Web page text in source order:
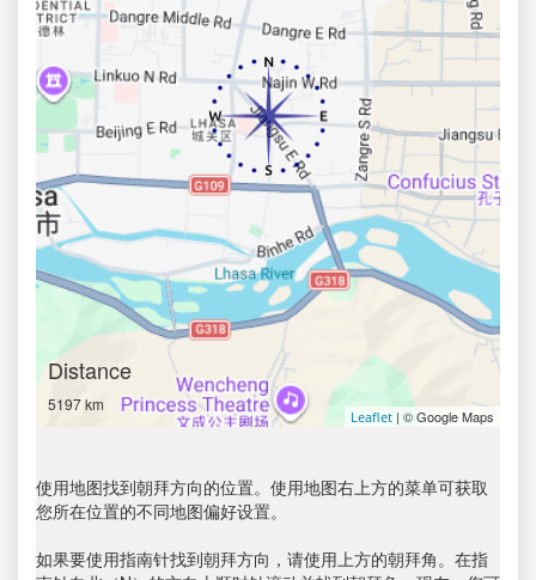
Distance
5197 km
Leaflet | © Google Maps
使用地图找到朝拜方向的位置。使用地图右上方的菜单可获取
您所在位置的不同地图偏好设置。
如果要使用指南针找到朝拜方向，请使用上方的朝拜角。在指